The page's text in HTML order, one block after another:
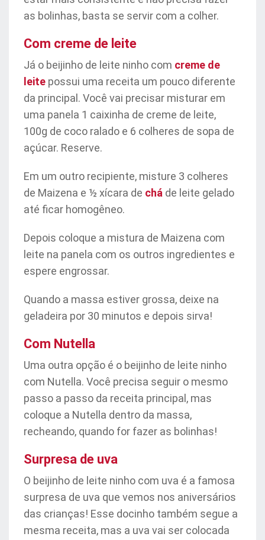
as bolinhas, basta se servir com a colher.
Com creme de leite
Já o beijinho de leite ninho com creme de
leite possui uma receita um pouco diferente
da principal. Você vai precisar misturar em
uma panela 1 caixinha de creme de leite,
100g de coco ralado e 6 colheres de sopa de
açúcar. Reserve.
Em um outro recipiente, misture 3 colheres
de Maizena e ½ xícara de chá de leite gelado
até ficar homogêneo.
Depois coloque a mistura de Maizena com
leite na panela com os outros ingredientes e
espere engrossar.
Quando a massa estiver grossa, deixe na
geladeira por 30 minutos e depois sirva!
Com Nutella
Uma outra opção é o beijinho de leite ninho
com Nutella. Você precisa seguir o mesmo
passo a passo da receita principal, mas
coloque a Nutella dentro da massa,
recheando, quando for fazer as bolinhas!
Surpresa de uva
O beijinho de leite ninho com uva é a famosa
surpresa de uva que vemos nos aniversários
das crianças! Esse docinho também segue a
mesma receita, mas a uva vai ser colocada